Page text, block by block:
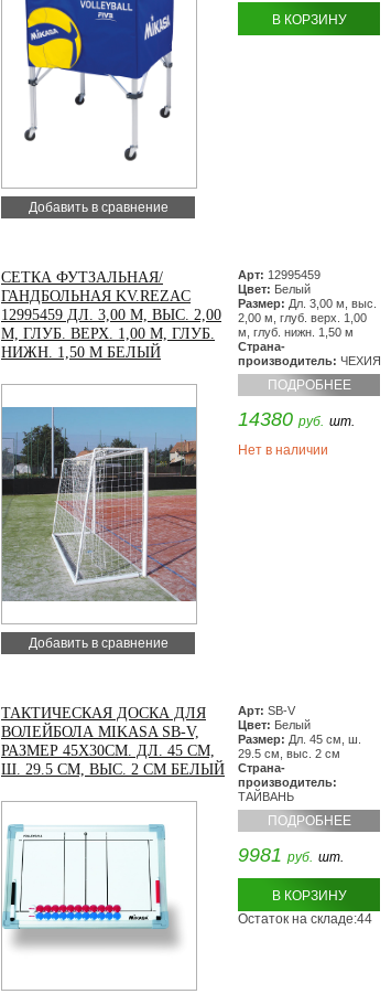
Добавить в сравнение
В КОРЗИНУ
СЕТКА ФУТЗАЛЬНАЯ/
ГАНДБОЛЬНАЯ KV.REZAC
12995459 ДЛ. 3,00 М, ВЫС. 2,00
М, ГЛУБ. ВЕРХ. 1,00 М, ГЛУБ.
НИЖН. 1,50 М БЕЛЫЙ
Добавить в сравнение
Арт: 12995459
Цвет: Белый
Размер: Дл. 3,00 м, выс.
2,00 м, глуб. верх. 1,00
м, глуб. нижн. 1,50 м
Страна-
производитель: ЧЕХИЯ
ПОДРОБНЕЕ
14380 руб. шт.
Нет в наличии
ТАКТИЧЕСКАЯ ДОСКА ДЛЯ
ВОЛЕЙБОЛА MIKASA SB-V,
РАЗМЕР 45Х30СМ. ДЛ. 45 СМ,
Ш. 29.5 СМ, ВЫС. 2 СМ БЕЛЫЙ
Арт: SB-V
Цвет: Белый
Размер: Дл. 45 см, ш.
29.5 см, выс. 2 см
Страна-
производитель:
ТАЙВАНЬ
ПОДРОБНЕЕ
9981 руб. шт.
В КОРЗИНУ
Остаток на складе:44